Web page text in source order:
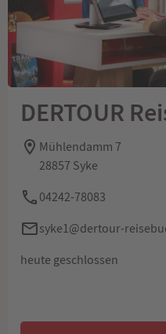
DERTOUR
Mühlendamm 7
28857 Syke
04242-78083
syke1@dertour-
heute geschlossen